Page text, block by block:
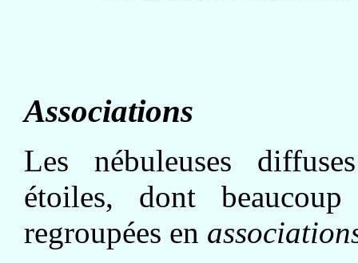
Associations
Les nébuleuses
étoiles, dont
regroupées en